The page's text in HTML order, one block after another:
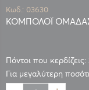
Κωδ.: 03630
ΚΟΜΠΟΛΟΪ
Πόντοι που
Για μεγαλύτερη